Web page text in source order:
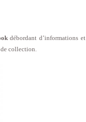
débordant d’informations et
collection.